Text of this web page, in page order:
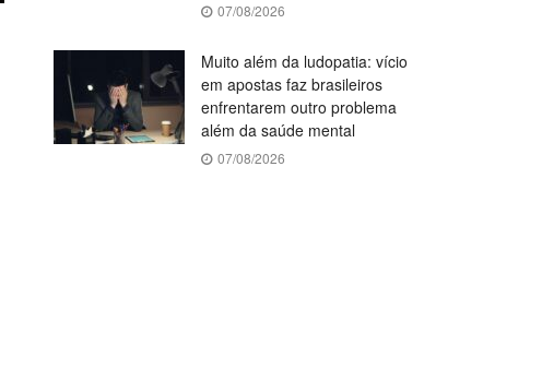
07/08/2026
Muito além da ludopatia: vício
em apostas faz brasileiros
enfrentarem outro problema
além da saúde mental
07/08/2026